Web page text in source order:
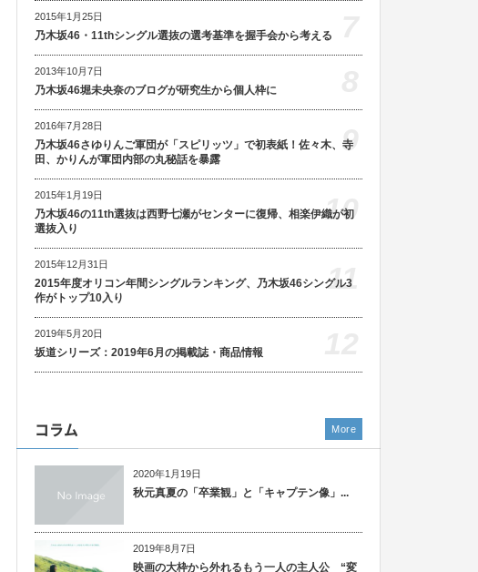
2015年1月25日
乃木坂46・11thシングル選抜の選考基準を握手会から考える
2013年10月7日
乃木坂46堀未央奈のブログが研究生から個人枠に
2016年7月28日
乃木坂46さゆりんご軍団が「スピリッツ」で初表紙！佐々木、寺
田、かりんが軍団内部の丸秘話を暴露
9
2015年1月19日
乃木坂46の11th選抜は西野七瀬がセンターに復帰、相楽伊織が初
選抜入り
10
2015年12月31日
2015年度オリコン年間シングルランキング、乃木坂46シングル3
作がトップ10入り
11
2019年5月20日
坂道シリーズ：2019年6月の掲載誌・商品情報
コラム
2020年1月19日
秋元真夏の「卒業観」と「キャプテン像」...
2019年8月7日
映画の大枠から外れるもう一人の主人公 “変
More